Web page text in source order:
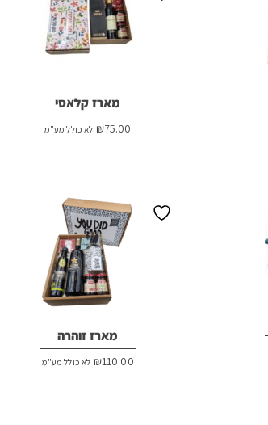
מארז קלאסי
₪75.00 לא כולל מע"מ
מארז זוהרה
₪110.00 לא כולל מע"מ